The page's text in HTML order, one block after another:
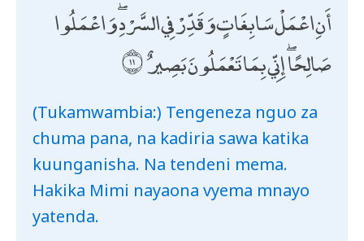
أَنِ اعْمَلْ سَابِغَاتٍ وَقَدِّرْ فِي السَّرْدِ ۖ وَاعْمَلُوا
صَالِحًا ۖ إِنِّي بِمَا تَعْمَلُونَ بَصِيرٌ
(Tukamwambia:) Tengeneza nguo za
chuma pana, na kadiria sawa katika
kuunganisha. Na tendeni mema.
Hakika Mimi nayaona vyema mnayo
yatenda.